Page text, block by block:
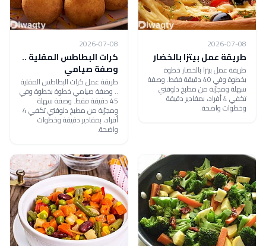
2026-07-08
طريقة عمل بيتزا بالخضار
طريقة عمل بيتزا بالخضار خطوة
بخطوة وفي 40 دقيقة فقط. وصفة
سهلة ومجرّبة من مطبخ دلوقتي
تكفي 4 أفراد، بمقادير دقيقة
وخطوات واضحة.
2026-07-08
كرات البطاطس المقلية ..
وصفة صيامي
طريقة عمل كرات البطاطس المقلية
.. وصفة صيامي خطوة بخطوة وفي
45 دقيقة فقط. وصفة سهلة
ومجرّبة من مطبخ دلوقتي تكفي 4
أفراد، بمقادير دقيقة وخطوات
واضحة.